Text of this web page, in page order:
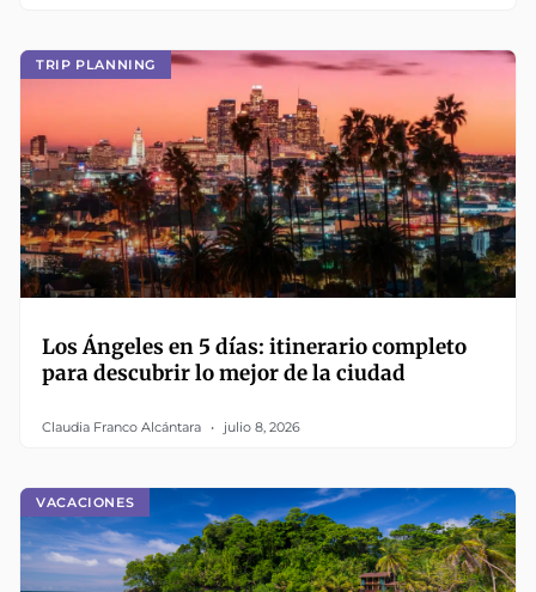
TRIP PLANNING
Los Ángeles en 5 días: itinerario completo
para descubrir lo mejor de la ciudad
Claudia Franco Alcántara julio 8, 2026
VACACIONES